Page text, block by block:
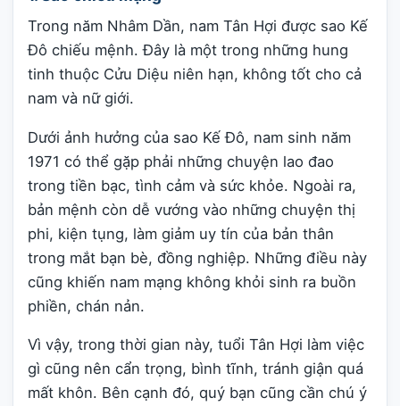
Trong năm Nhâm Dần, nam Tân Hợi được sao Kế
Đô chiếu mệnh. Đây là một trong những hung
tinh thuộc Cửu Diệu niên hạn, không tốt cho cả
nam và nữ giới.
Dưới ảnh hưởng của sao Kế Đô, nam sinh năm
1971 có thể gặp phải những chuyện lao đao
trong tiền bạc, tình cảm và sức khỏe. Ngoài ra,
bản mệnh còn dễ vướng vào những chuyện thị
phi, kiện tụng, làm giảm uy tín của bản thân
trong mắt bạn bè, đồng nghiệp. Những điều này
cũng khiến nam mạng không khỏi sinh ra buồn
phiền, chán nản.
Vì vậy, trong thời gian này, tuổi Tân Hợi làm việc
gì cũng nên cẩn trọng, bình tĩnh, tránh giận quá
mất khôn. Bên cạnh đó, quý bạn cũng cần chú ý